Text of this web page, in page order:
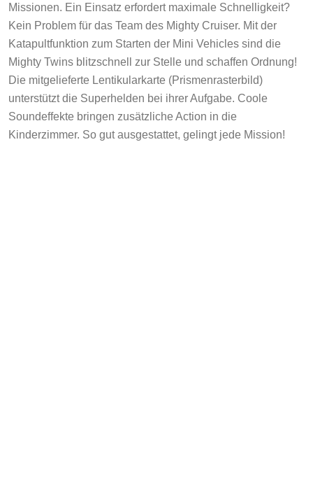
Missionen. Ein Einsatz erfordert maximale Schnelligkeit?
Kein Problem für das Team des Mighty Cruiser. Mit der
Katapultfunktion zum Starten der Mini Vehicles sind die
Mighty Twins blitzschnell zur Stelle und schaffen Ordnung!
Die mitgelieferte Lentikularkarte (Prismenrasterbild)
unterstützt die Superhelden bei ihrer Aufgabe. Coole
Soundeffekte bringen zusätzliche Action in die
Kinderzimmer. So gut ausgestattet, gelingt jede Mission!